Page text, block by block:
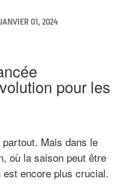
01, 2024
pour les
Mais dans le
où la saison peut être
encore plus crucial.